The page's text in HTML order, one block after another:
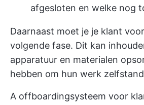
afgesloten en welke nog
Daarnaast moet je je klant
volgende fase. Dit kan
apparatuur en materialen
hebben om hun werk
A offboardingsysteem voor